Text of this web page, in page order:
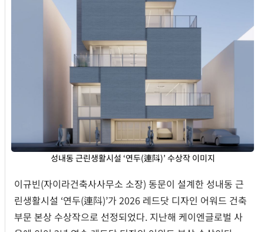
성내동 근린생활시설 ‘연두(連阧)’ 수상작 이미지
이규빈(자이라건축사사무소 소장) 동문이 설계한 성내동 근
린생활시설 ‘연두(連阧)’가 2026 레드닷 디자인 어워드 건축
부문 본상 수상작으로 선정되었다. 지난해 케이엔글로벌 사